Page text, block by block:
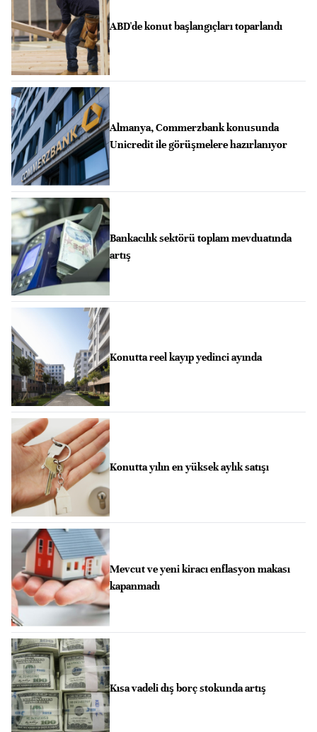
ABD'de konut başlangıçları toparlandı
Almanya, Commerzbank konusunda
Unicredit ile görüşmelere hazırlanıyor
Bankacılık sektörü toplam mevduatında
artış
Konutta reel kayıp yedinci ayında
Konutta yılın en yüksek aylık satışı
Mevcut ve yeni kiracı enflasyon makası
kapanmadı
Kısa vadeli dış borç stokunda artış